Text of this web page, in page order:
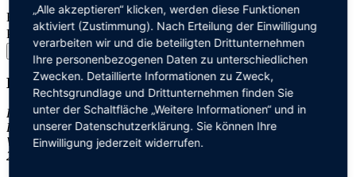
Benutzername
Passwort
Anmelden
Kontakt
Friedrich Schütt + Sohn
Baugesellschaft mbH & Co. KG
Wisbystraße 2
23558 Lübeck
„Alle akzeptieren“ klicken, werden diese Funktionen
aktiviert (Zustimmung). Nach Erteilung der Einwilligung
verarbeiten wir und die beteiligten Drittunternehmen
Ihre personenbezogenen Daten zu unterschiedlichen
Zwecken. Detaillierte Informationen zu Zweck,
Rechtsgrundlage und Drittunternehmen finden Sie
unter der Schaltfläche „Weitere Informationen“ und in
unserer Datenschutzerklärung. Sie können Ihre
Einwilligung jederzeit widerrufen.